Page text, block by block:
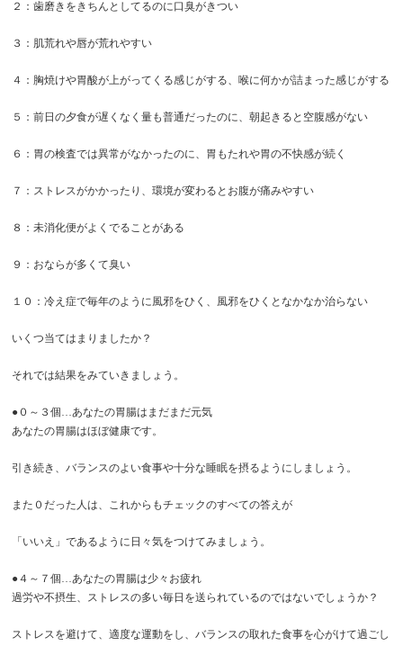
２：歯磨きをきちんとしてるのに口臭がきつい
３：肌荒れや唇が荒れやすい
４：胸焼けや胃酸が上がってくる感じがする、喉に何かが詰まった感じがする
５：前日の夕食が遅くなく量も普通だったのに、朝起きると空腹感がない
６：胃の検査では異常がなかったのに、胃もたれや胃の不快感が続く
７：ストレスがかかったり、環境が変わるとお腹が痛みやすい
８：未消化便がよくでることがある
９：おならが多くて臭い
１０：冷え症で毎年のように風邪をひく、風邪をひくとなかなか治らない
いくつ当てはまりましたか？
それでは結果をみていきましょう。
●０～３個…あなたの胃腸はまだまだ元気
あなたの胃腸はほぼ健康です。
引き続き、バランスのよい食事や十分な睡眠を摂るようにしましょう。
また０だった人は、これからもチェックのすべての答えが
「いいえ」であるように日々気をつけてみましょう。
●４～７個…あなたの胃腸は少々お疲れ
過労や不摂生、ストレスの多い毎日を送られているのではないでしょうか？
ストレスを避けて、適度な運動をし、バランスの取れた食事を心がけて過ごし